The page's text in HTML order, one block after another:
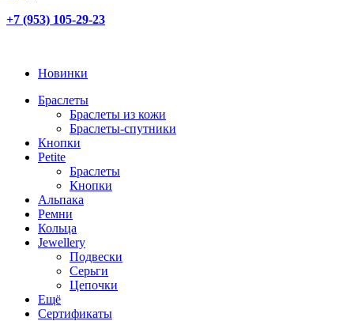
+7 (953) 105-29-23
Новинки
Браслеты
Браслеты из кожи
Браслеты-спутники
Кнопки
Petite
Браслеты
Кнопки
Альпака
Ремни
Кольца
Jewellery
Подвески
Серьги
Цепочки
Ещё
Сертификаты